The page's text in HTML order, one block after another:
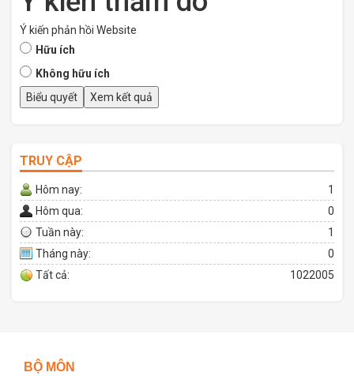
Ý kiến phản hồi Website
Hữu ích
Không hữu ích
TRUY CẬP
Hôm nay:
1
Hôm qua:
0
Tuần này:
1
Tháng này:
0
Tất cả:
1022005
BỘ MÔN